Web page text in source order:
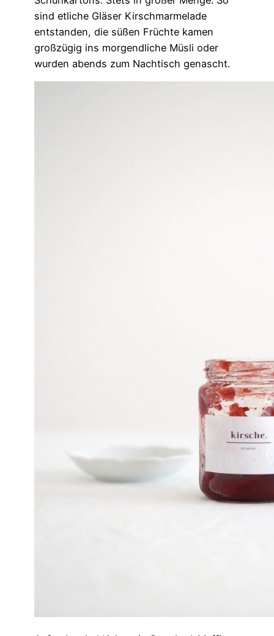
sind etliche Gläser Kirschmarmelade
entstanden, die süßen Früchte kamen
großzügig ins morgendliche Müsli oder
wurden abends zum Nachtisch genascht.